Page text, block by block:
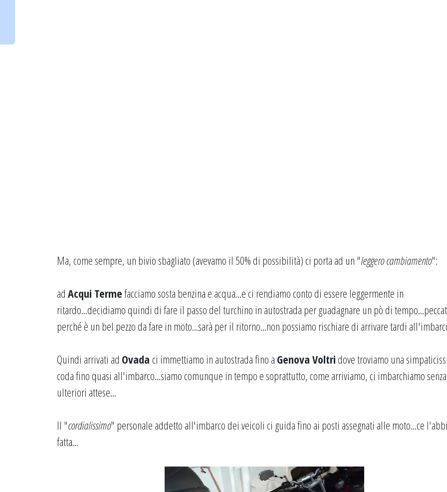
Ma, come sempre, un bivio sbagliato (avevamo il 50% di possibilità) ci porta ad un "leggero cambiamento":
ad Acqui Termefacciamo sosta benzina e acqua...e ci rendiamo conto di essere leggermente in
ritardo...decidiamo quindi di fare il passo del turchino in autostrada per guadagnare un pò di
perché è un bel pezzo da fare in moto...sarà per il ritorno...non possiamo rischiare di arrivare tardi
Quindi arrivati ad Ovada ci immettiamo in autostrada fino a Genova Voltridove troviamo una
coda fino quasi all'imbarco...siamo comunque in tempo e soprattutto, come arriviamo, ci imbarchiamo senza
ulteriori attese...
Il "cordialissimo" personale addetto all'imbarco dei veicoli ci guida fino ai posti assegnati alle moto...ce
fatta...